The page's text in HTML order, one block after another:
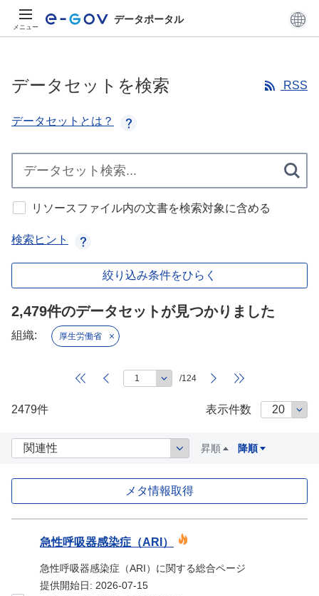
メニュー
データポータル
データセットを検索 RSS
データセットとは？
リソースファイル内の文書を検索対象に含める
検索ヒント
絞り込み条件をひらく
2,479件のデータセットが見つかりました
組織: 厚生労働省
2479件 表示件数
/124
昇順 降順
メタ情報取得
急性呼吸器感染症（ARI）
急性呼吸器感染症（ARI）に関する総合ページ
提供開始日: 2026-07-15